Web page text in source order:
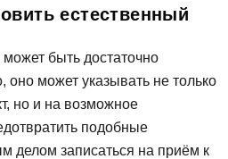
естественный
быть достаточно
оно может указывать не только
но и на возможное
подобные
делом записаться на приём к